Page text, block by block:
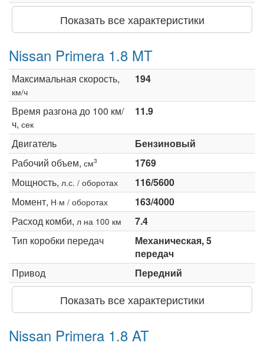
Показать все характеристики
Nissan Primera 1.8 MT
Максимальная скорость,
км/ч
194
Время разгона до 100 км/
ч, сек
11.9
Двигатель
Бензиновый
Рабочий объем, см3
1769
Мощность, л.с. / оборотах
116/5600
Момент, Н·м / оборотах
163/4000
Расход комби, л на 100 км
7.4
Тип коробки передач
Механическая, 5
передач
Привод
Передний
Показать все характеристики
Nissan Primera 1.8 AT